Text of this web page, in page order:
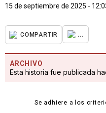
15 de septiembre de 2025 -
COMPARTIR ...
ARCHIVO
Esta historia fue publicada
Se adhiere a los